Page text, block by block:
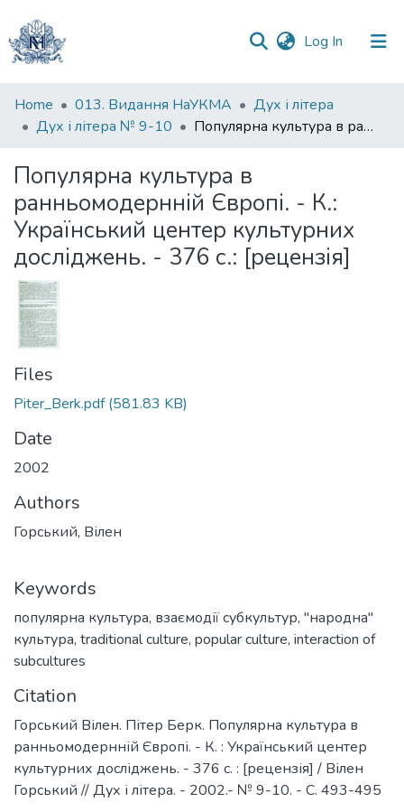
Log In (current)
Communities
&
All of DSpace
Statistics
Home 013. Видання НаУКМА
Дух і літера
Дух і літера № 9-10
Популярна культура в ранньомодернній Європі. - К.: Український центер культурних досліджень. - 376 с.: [рецензія]
Популярна культура в
ранньомодернній Європі. - К.:
Український центер культурних
досліджень. - 376 с.: [рецензія]
Files
Piter_Berk.pdf(581.83 KB)
Date
2002
Authors
Горський, Вілен
Keywords
популярна культура, взаємодії субкультур, "народна"
культура, traditional culture, popular culture, interaction of
subcultures
Citation
Горський Вілен. Пітер Берк. Популярна культура в
ранньомодернній Європі. - К. : Український центер
культурних досліджень. - 376 с. : [рецензія] / Вілен
Горський // Дух і літера. - 2002.- № 9-10. - С. 493-495